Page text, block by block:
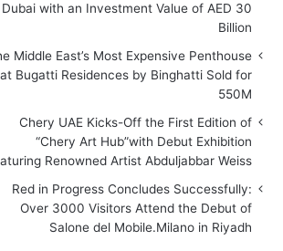
Dubai with an Investment Value of AED 30
Billion
Middle East’s Most Expensive Penthouse
at Bugatti Residences by Binghatti Sold for
550M
Chery UAE Kicks-Off the First Edition of
“Chery Art Hub”with Debut Exhibition
Renowned Artist Abduljabbar Weiss
Red in Progress Concludes Successfully:
Over 3000 Visitors Attend the Debut of
Salone del Mobile.Milano in Riyadh